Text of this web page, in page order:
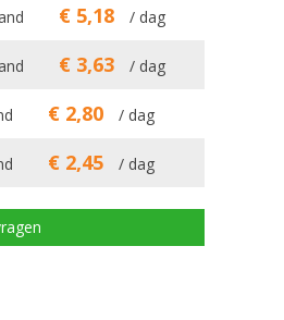
€ 5,18 / dag
€ 3,63 / dag
€ 2,80 / dag
€ 2,45 / dag